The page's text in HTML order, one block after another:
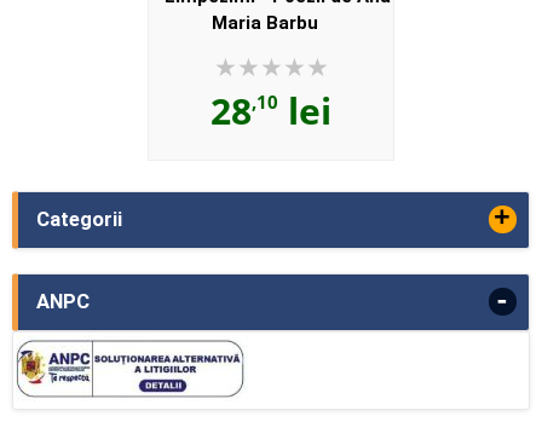
Categorii +
ANPC -
Maria Barbu
28,10 lei